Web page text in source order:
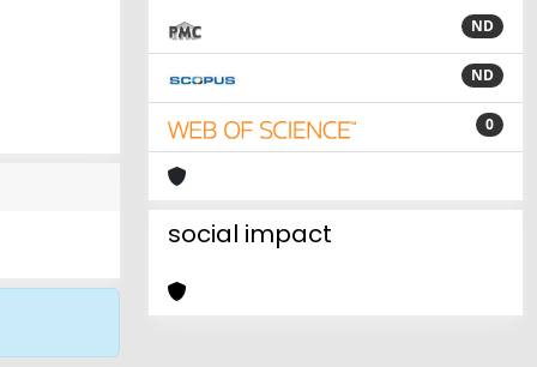
ND
ND
0
social impact